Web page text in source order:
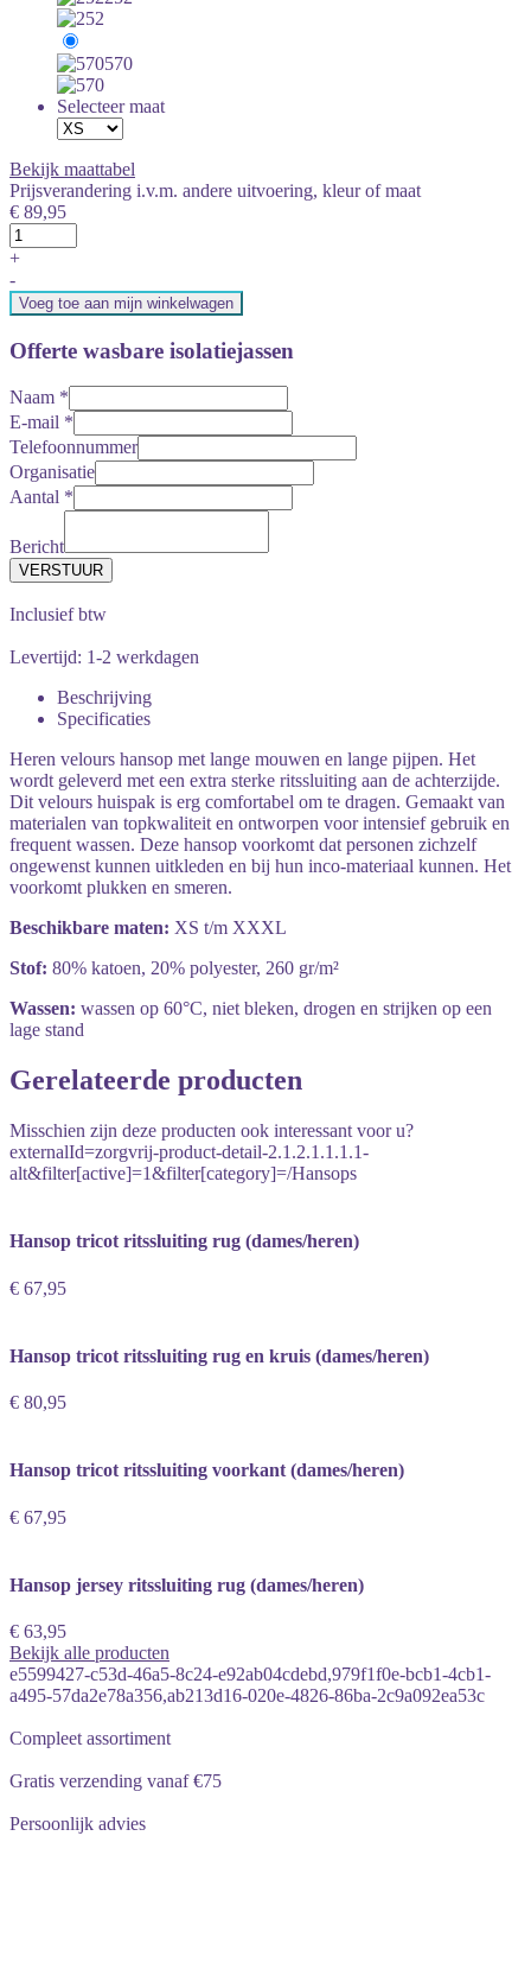
570
Selecteer maat
Bekijk maattabel
Prijsverandering i.v.m. andere uitvoering, kleur of maat
€ 89,95
+
-
Voeg toe aan mijn winkelwagen
Offerte wasbare isolatiejassen
Naam *
E-mail *
Telefoonnummer
Organisatie
Aantal *
Bericht
Inclusief btw
Levertijd: 1-2 werkdagen
Beschrijving
Specificaties
Heren velours hansop met lange mouwen en lange pijpen. Het
wordt geleverd met een extra sterke ritssluiting aan de achterzijde.
Dit velours huispak is erg comfortabel om te dragen. Gemaakt van
materialen van topkwaliteit en ontworpen voor intensief gebruik en
frequent wassen. Deze hansop voorkomt dat personen zichzelf
ongewenst kunnen uitkleden en bij hun inco-materiaal kunnen. Het
voorkomt plukken en smeren.
Beschikbare maten: XS t/m XXXL
Stof: 80% katoen, 20% polyester, 260 gr/m²
Wassen: wassen op 60°C, niet bleken, drogen en strijken op een
lage stand
Gerelateerde producten
Misschien zijn deze producten ook interessant voor u?
externalId=zorgvrij-product-detail-2.1.2.1.1.1.1-
alt&filter[active]=1&filter[category]=/Hansops
Hansop tricot ritssluiting rug (dames/heren)
€ 67,95
Hansop tricot ritssluiting rug en kruis (dames/heren)
€ 80,95
Hansop tricot ritssluiting voorkant (dames/heren)
€ 67,95
Hansop jersey ritssluiting rug (dames/heren)
€ 63,95
Bekijk alle producten
e5599427-c53d-46a5-8c24-e92ab04cdebd,979f1f0e-bcb1-4cb1-
a495-57da2e78a356,ab213d16-020e-4826-86ba-2c9a092ea53c
Compleet assortiment
Gratis verzending vanaf €75
Persoonlijk advies